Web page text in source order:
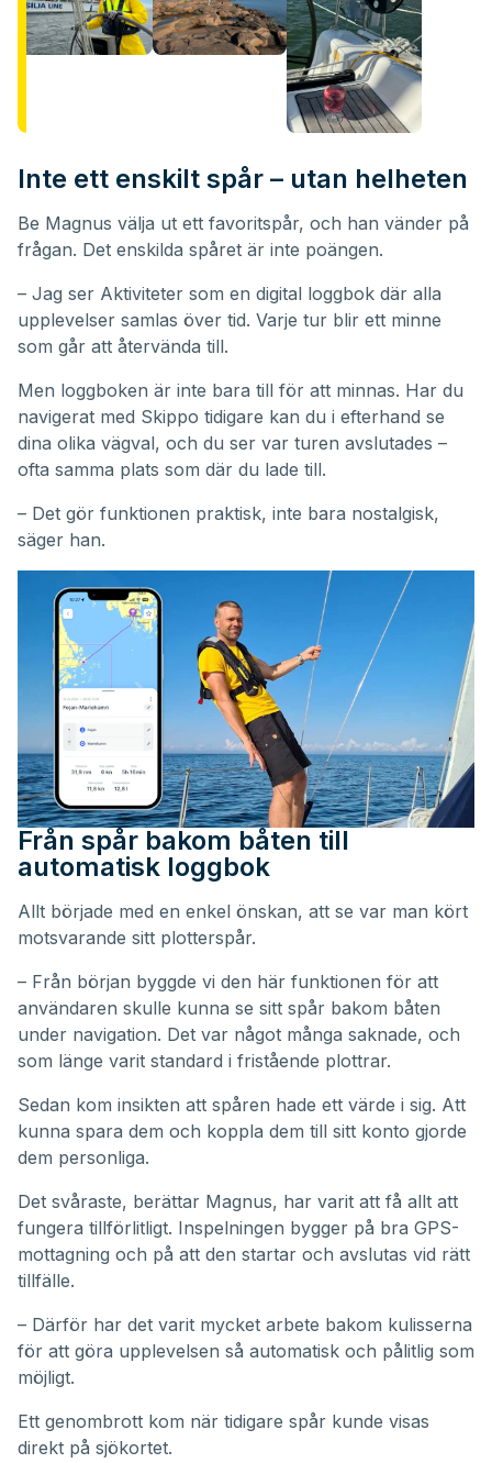
Inte ett enskilt spår – utan helheten
Be Magnus välja ut ett favoritspår, och han vänder på
frågan. Det enskilda spåret är inte poängen.
– Jag ser Aktiviteter som en digital loggbok där alla
upplevelser samlas över tid. Varje tur blir ett minne
som går att återvända till.
Men loggboken är inte bara till för att minnas. Har du
navigerat med Skippo tidigare kan du i efterhand se
dina olika vägval, och du ser var turen avslutades –
ofta samma plats som där du lade till.
– Det gör funktionen praktisk, inte bara nostalgisk,
säger han.
Från spår bakom båten till
automatisk loggbok
Allt började med en enkel önskan, att se var man kört
motsvarande sitt plotterspår.
– Från början byggde vi den här funktionen för att
användaren skulle kunna se sitt spår bakom båten
under navigation. Det var något många saknade, och
som länge varit standard i fristående plottrar.
Sedan kom insikten att spåren hade ett värde i sig. Att
kunna spara dem och koppla dem till sitt konto gjorde
dem personliga.
Det svåraste, berättar Magnus, har varit att få allt att
fungera tillförlitligt. Inspelningen bygger på bra GPS-
mottagning och på att den startar och avslutas vid rätt
tillfälle.
– Därför har det varit mycket arbete bakom kulisserna
för att göra upplevelsen så automatisk och pålitlig som
möjligt.
Ett genombrott kom när tidigare spår kunde visas
direkt på sjökortet.